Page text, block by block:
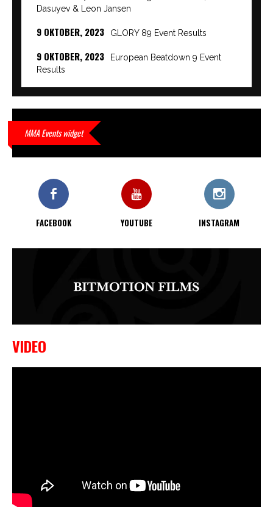
Dasuyev & Leon Jansen
9 OKTOBER, 2023 GLORY 89 Event Results
9 OKTOBER, 2023
European Beatdown 9 Event
Results
Cage Warriors Academy:
Lowlands 7 recap en interviews hier
9 OKTOBER, 2023
waar hij van gemaakt is…
KO bij CWA Lowlands 7
MMA Events widget
FACEBOOK YOUTUBE INSTAGRAM
VIDEO